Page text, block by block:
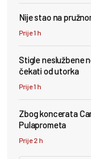
Nije stao na
Prije 1 h
Stigle neslužbene
čekati od utorka
Prije 1 h
Zbog koncerata
Pulaprometa
Prije 2 h